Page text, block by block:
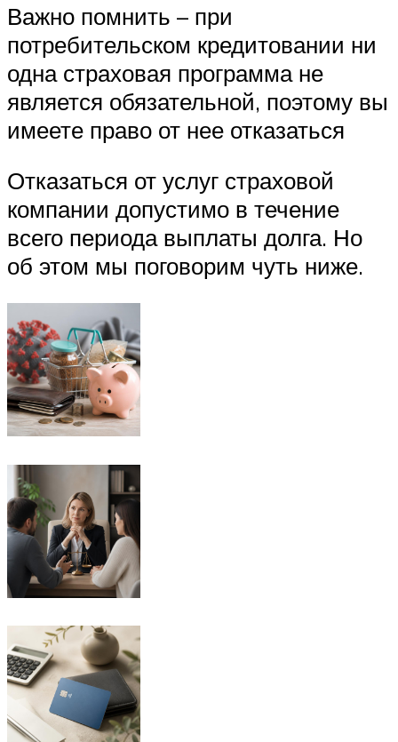
Важно помнить – при
потребительском кредитовании ни
одна страховая программа не
является обязательной, поэтому вы
имеете право от нее отказаться
Отказаться от услуг страховой
компании допустимо в течение
всего периода выплаты долга. Но
об этом мы поговорим чуть ниже.